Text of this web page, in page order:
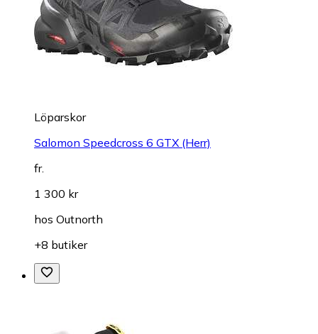
Löparskor
Salomon Speedcross 6 GTX (Herr)
fr.
1 300 kr
hos Outnorth
+8 butiker